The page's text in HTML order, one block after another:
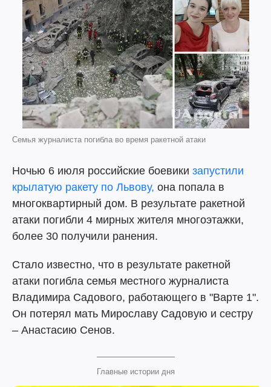
Семья журналиста погибла во время ракетной атаки
Ночью 6 июля российские боевики запустили
крылатую ракету по Львову, она попала в
многоквартирный дом. В результате ракетной
атаки погибли 4 мирных жителя многоэтажки,
более 30 получили ранения.
Стало известно, что в результате ракетной
атаки погибла семья местного журналиста
Владимира Садового, работающего в "Варте 1".
Он потерял мать Мирославу Садовую и сестру
– Анастасию Сенов.
Главные истории дня